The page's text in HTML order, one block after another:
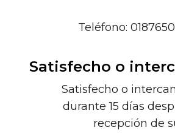
Teléfono:
Satisfecho o
Satisfecho o
durante 15 días
recepción de